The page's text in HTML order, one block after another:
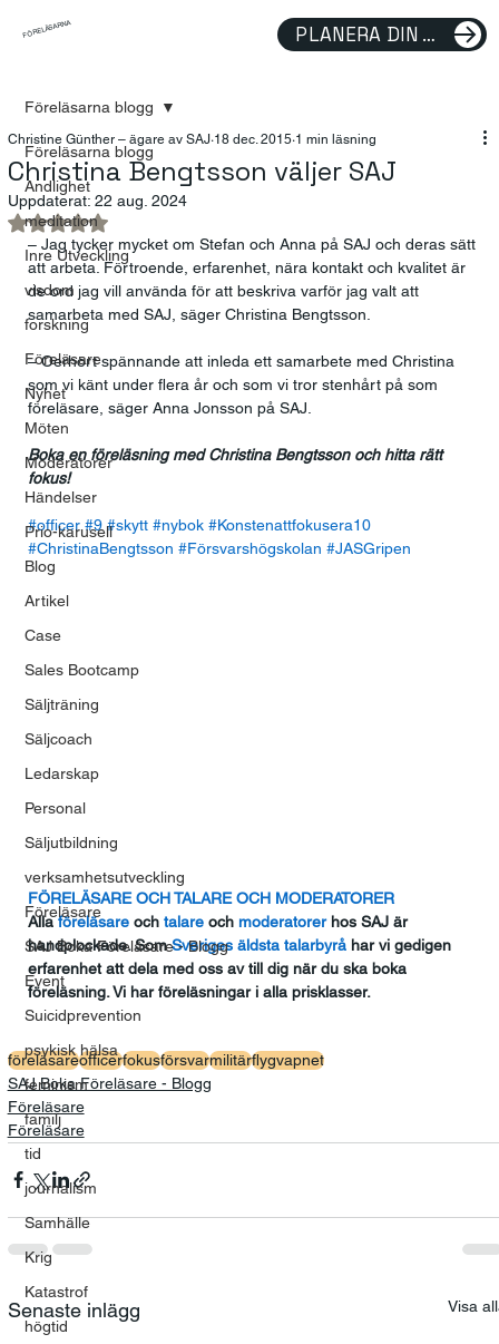
FÖRELÄSARNA PLANERA DIN FÖRELÄSNING
Föreläsarna blogg
Andlighet
meditation
Inre Utveckling
visdom
forskning
Föreläsare
Nyhet
Möten
Moderatorer
Händelser
Prio-karusell
Blog
Artikel
Case
Sales Bootcamp
Säljträning
Säljcoach
Ledarskap
Personal
Säljutbildning
verksamhetsutveckling
Föreläsare
SAJ Boka Föreläsare - Blogg
Event
Suicidprevention
psykisk hälsa
feminism
familj
tid
journalism
Samhälle
Krig
Katastrof
högtid
Föreläsarna blogg
Christina Bengtsson väljer SAJ
Christine Günther – ägare av SAJ 18 dec. 2015 1 min läsning
Uppdaterat: 22 aug. 2024
Betygsatt till NaN av 5 stjärnor.
– Jag tycker mycket om Stefan och Anna på SAJ och deras sätt
att arbeta. Förtroende, erfarenhet, nära kontakt och kvalitet är
de ord jag vill använda för att beskriva varför jag valt att
samarbeta med SAJ, säger Christina Bengtsson.
– Oerhört spännande att inleda ett samarbete med Christina
som vi känt under flera år och som vi tror stenhårt på som
föreläsare, säger Anna Jonsson på SAJ.
Boka en föreläsning med Christina Bengtsson och hitta rätt
fokus!
#officer #9 #skytt #nybok #Konstenattfokusera10
#ChristinaBengtsson #Försvarshögskolan #JASGripen
FÖRELÄSARE OCH TALARE OCH MODERATORER
Alla föreläsare och talare och moderatorer hos SAJ är
handplockade. Som Sveriges äldsta talarbyrå har vi gedigen
erfarenhet att dela med oss av till dig när du ska boka
föreläsning. Vi har föreläsningar i alla prisklasser.
föreläsareofficerfokusförsvarmilitärflygvapnet
SAJ Boka Föreläsare - Blogg
Föreläsare
Föreläsare
Senaste inlägg Visa